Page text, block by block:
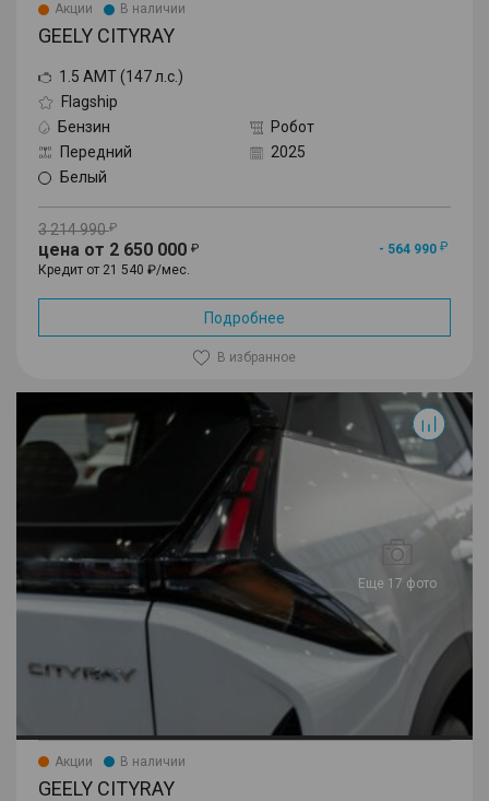
Акции В наличии
GEELY CITYRAY
1.5 AMT (147 л.с.)
Flagship
Бензин
Робот
Передний
2025
Белый
3 214 990
цена от 2 650 000
- 564 990
Кредит от 21 540 ₽/мес.
Подробнее
В избранное
Еще 17 фото
Акции В наличии
GEELY CITYRAY